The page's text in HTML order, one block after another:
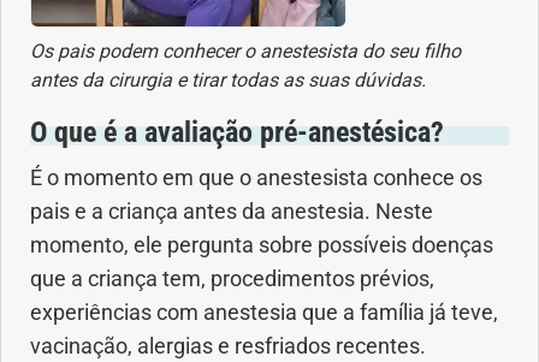
Geral
Gravidez
Imunidade
Medicia Alternativa
Nutrição
Os pais podem conhecer o anestesista do seu filho
antes da cirurgia e tirar todas as suas dúvidas.
O que é a avaliação pré-anestésica?
É o momento em que o anestesista conhece os
pais e a criança antes da anestesia. Neste
momento, ele pergunta sobre possíveis doenças
que a criança tem, procedimentos prévios,
experiências com anestesia que a família já teve,
vacinação, alergias e resfriados recentes.